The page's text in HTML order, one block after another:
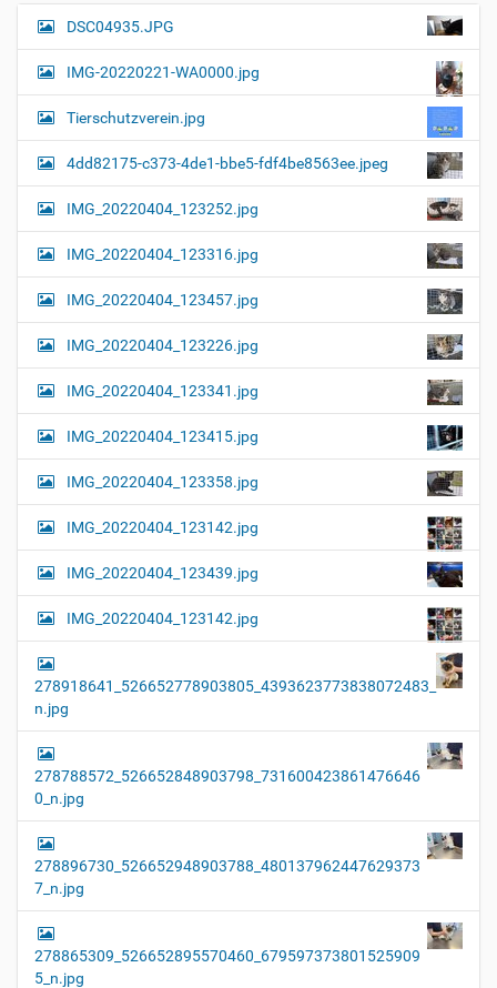
i
l
r
e
…
N
i
g
a
t
i
o
n
DSC04935.JPG
IMG-20220221-WA0000.jpg
Tierschutzverein.jpg
4dd82175-c373-4de1-bbe5-fdf4be8563ee.jpeg
IMG_20220404_123252.jpg
IMG_20220404_123316.jpg
IMG_20220404_123457.jpg
IMG_20220404_123226.jpg
IMG_20220404_123341.jpg
IMG_20220404_123415.jpg
IMG_20220404_123358.jpg
IMG_20220404_123142.jpg
IMG_20220404_123439.jpg
IMG_20220404_123142.jpg
278918641_526652778903805_4393623773838072483_
n.jpg
278788572_526652848903798_731600423861476646
0_n.jpg
278896730_526652948903788_480137962447629373
7_n.jpg
278865309_526652895570460_679597373801525909
5_n.jpg